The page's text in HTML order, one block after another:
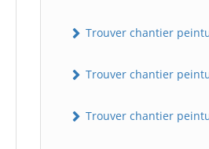
Trouver chantier
Trouver chantier
Trouver chantier